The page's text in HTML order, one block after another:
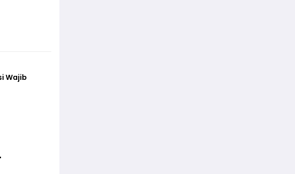
Wajib